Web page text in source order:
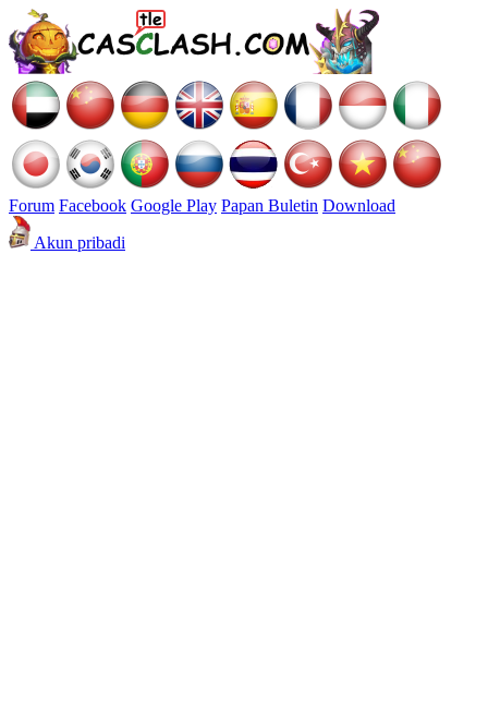
Forum Facebook Google Play Papan Buletin Download
Akun pribadi